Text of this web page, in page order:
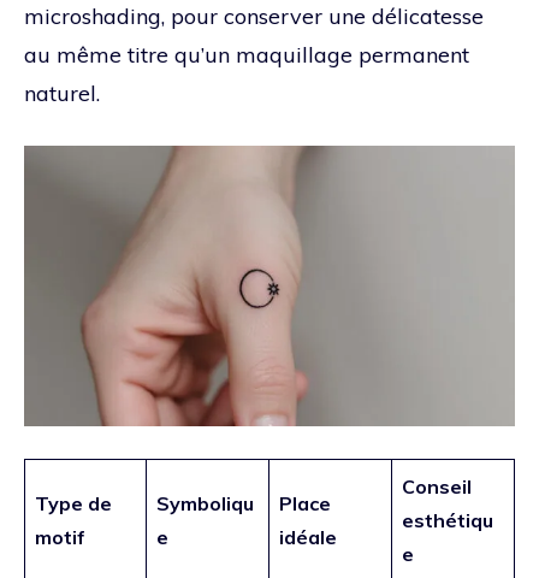
microshading, pour conserver une délicatesse
au même titre qu’un maquillage permanent
naturel.
Type de
motif
Symboliqu
e
Place
idéale
Conseil
esthétiqu
e